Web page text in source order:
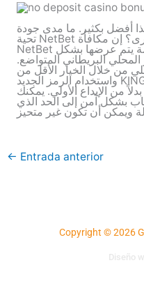
أفضل بكثير. ما مدى جودة
تحية NetBet عند تحميلها على كازينوهات أخرى؟ إن مكافأة
NetBet هي في الواقع مكافأة إضافية قيمة يتم عرضها بشكل
البريطاني المتواضع.
من خلال الخيار الأقل من
واستخدام الرمز الجديد KINGKONG، فإنك تربح 11 دورة
100 بالمائة بدلاً من الإيداع الأولي. يمكنك
بشكل آمن إلى الحد الذي
← Entrada anterior
Copyright © 2026